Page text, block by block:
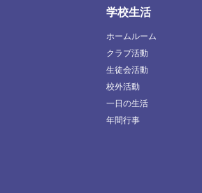
学校生活
ホームルーム
クラブ活動
生徒会活動
校外活動
一日の生活
年間行事